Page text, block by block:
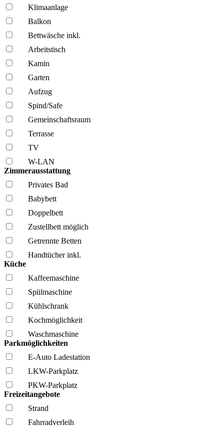
Klima­anlage
Balkon
Bettwäsche inkl.
Arbeitstisch
Kamin
Garten
Aufzug
Spind/Safe
Gemeinschafts­raum
Terrasse
TV
W-LAN
Zimmerausstattung
Privates Bad
Babybett
Doppelbett
Zustellbett möglich
Getrennte Betten
Handtücher inkl.
Küche
Kaffee­maschine
Spül­maschine
Kühl­schrank
Kochmöglich­keit
Wasch­maschine
Parkmöglichkeiten
E-Auto Ladestation
LKW-Parkplatz
PKW-Parkplatz
Freizeitangebote
Strand
Fahrrad­verleih